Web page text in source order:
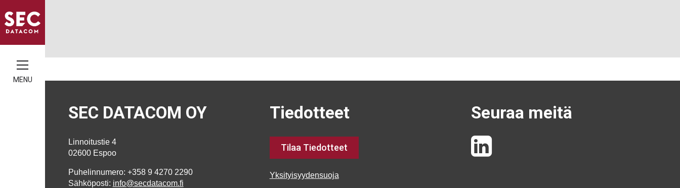
MENU
SEC DATACOM OY
Linnoitustie 4
02600 Espoo
Puhelinnumero: +358 9 4270 2290
Sähköposti: info@secdatacom.fi
Tiedotteet
Tilaa Tiedotteet
Yksityisyydensuoja
Seuraa meitä